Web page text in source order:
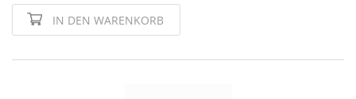
IN DEN WARENKORB